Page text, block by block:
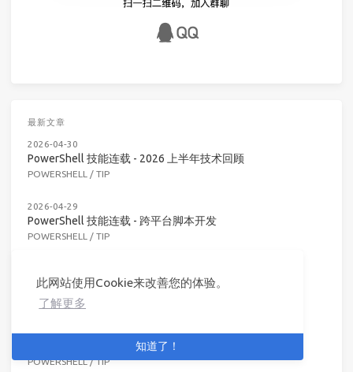
此网站使用Cookie来改善您的体验。
了解更多
知道了！
最新文章
2026-04-30
PowerShell 技能连载 - 2026 上半年技术回顾
POWERSHELL / TIP
2026-04-29
PowerShell 技能连载 - 跨平台脚本开发
POWERSHELL / TIP
PowerShell 技能连载 - 配置即代码实践
POWERSHELL
2026-04-27
PowerShell 技能连载 - Microsoft Graph API 高级操作
POWERSHELL/TIP